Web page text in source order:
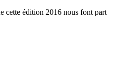
cette édition 2016 nous font part